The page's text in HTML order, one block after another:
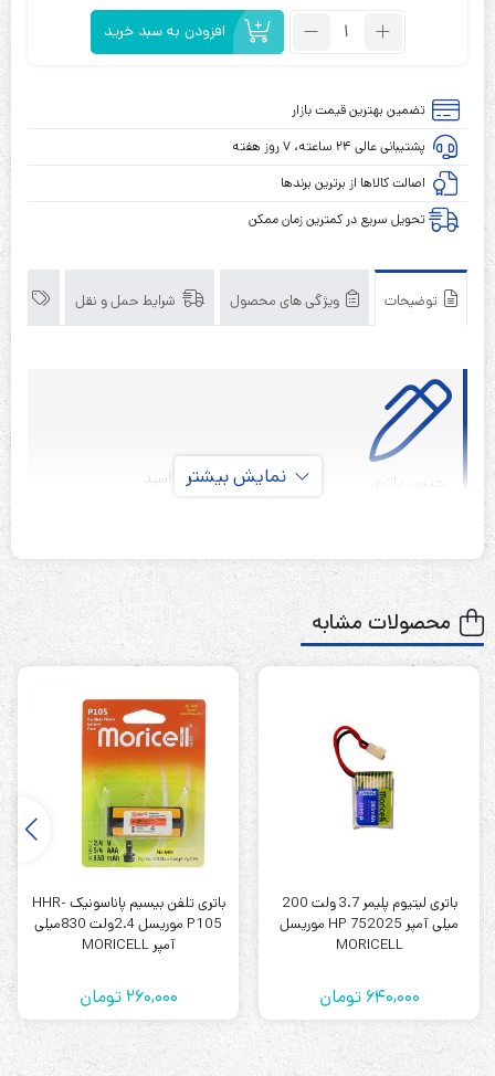
تعداد:
6
2.8
آمپر
ساعت
Moricell
افزودن به سبد خرید
تضمین بهترین قیمت بازار
پشتیبانی عالی ۲۴ ساعته، ۷ روز هفته
اصالت کالاها از برترین برندها
تحویل سریع در کمترین زمان ممکن
توضیحات ویژگی های محصول شرایط حمل و نقل
جنس باتری سیلد لید اسید
ظرفیت باتری
گارانتی اصالت ضمانت کالا
سال تولید 2025/9
باتری موریسل 2.8 آمپر 6 ولت یک باتری سیلد لید اسید است
که در انواع کاربردهای برقی استفاده می‌شوند. به خصوص در
جریان متناوب و یا همان برق شهری است.
Moricell
این نوع باتری‌ها از دو پلیت سربی تشکیل می‌شوند که نقش
نمایش بیشتر
محصولات مشابه
باتری لیتیوم پلیمر 3.7 ولت 200
میلی آمپر HP 752025 موریسل
MORICELL
640,000 تومان
باتری تلفن بیسیم پاناسونیک HHR-
P105 موریسل 2.4ولت 830میلی
آمپر MORICELL
260,000 تومان